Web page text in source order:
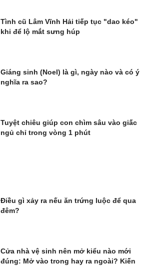
Tình cũ Lâm Vĩnh Hải tiếp tục "dao kéo"
khi để lộ mắt sưng húp
Giáng sinh (Noel) là gì, ngày nào và có ý
nghĩa ra sao?
Tuyệt chiêu giúp con chìm sâu vào giấc
ngủ chỉ trong vòng 1 phút
Điều gì xảy ra nếu ăn trứng luộc để qua
đêm?
Cửa nhà vệ sinh nên mở kiểu nào mới
đúng: Mở vào trong hay ra ngoài? Kiến